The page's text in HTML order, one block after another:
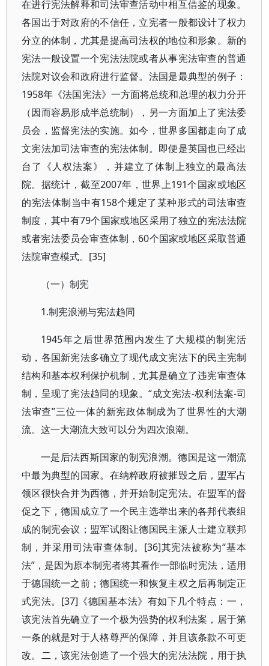
在进行宪法解释和司法审查活动中相互借鉴的现象。
各国出于对政府的不信任，立宪者一般都设计了权力
分立的体制，尤其是提高司法权的地位和形象。新的
宪法一般设置一个宪法法院或者从事宪法审查的普通
法院对议会和政府进行监督。法国是最典型的例子：
1958年《法国宪法》一方面将总统和总理的权力分开
（因而容易形成半总统制），另一方面加上了宪法委
员会，监督宪法的实施。如今，世界多国都走向了成
文宪法加司法审查的宪法体制。即便是英国也已经出
台了《人权法案》，并建立了体制上独立的最高法
院。据统计，截至2007年，世界上191个国家或地区
的宪法体制当中有158个规定了某种形式的司法审查
制度，其中有79个国家或地区采用了独立的宪法法院
或者宪法委员会审查体制，60个国家或地区采取普通
法院审查模式。[35]
（一）制宪
1.制宪浪潮与宪法趋同
1945年之后世界范围内发生了大规模的制宪活
动，各国新宪法多确立了现代成文宪法下的民主宪制
结构和基本权利保护机制，尤其是确立了违宪审查体
制，呈现了宪法趋同的现象。“成文宪法-权利法案-司
法审查”三位一体的新宪政体制成为了世界性的大潮
流。这一大潮流大致可以分为四次浪潮。
一是后法西斯国家的制宪浪潮。德国是这一潮流
中最为典型的国家。在纳粹政府被摧毁之后，盟军占
领区很快合并为西德，并开始制定宪法。在盟军的督
促之下，德国成立了一个民主选举出来的各邦代表组
成的制宪会议；盟军试图让德国民主派人士建立联邦
制，并采用司法审查体制。[36]其宪法被称为“基本
法”，是因为原本制宪者将其看作一部临时宪法，适用
于德国统一之前；德国统一和恢复主权之后再制定正
式宪法。[37]《德国基本法》有如下几个特点：一，
该宪法首先确立了一个极为强势的权利法案，居于第
一条的就是对于人格尊严的保障，并且该条款不可更
改。二，该宪法创造了一个强大的宪法法院，用于执